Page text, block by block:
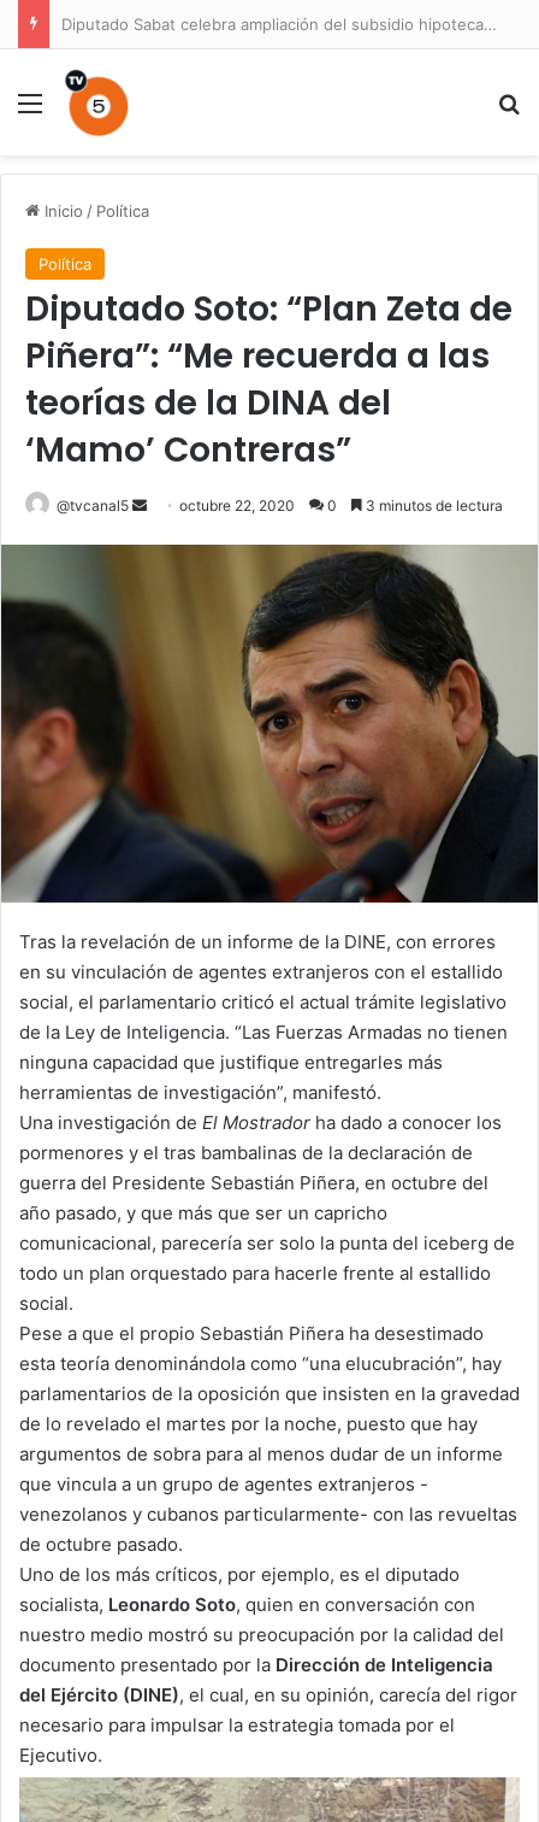
Diputado Sabat celebra ampliación del subsidio hipotecario con viviendas de hasta 6.000 UF
Menú
Inicio / Política
Política
Diputado Soto: “Plan Zeta de
Piñera”: “Me recuerda a las
teorías de la DINA del
‘Mamo’ Contreras”
@tvcanal5
Sendoctubre 22, 2020 0 3 minutos de lectura
Tras la revelación de un informe de la DINE, con errores
en su vinculación de agentes extranjeros con el estallido
social, el parlamentario criticó el actual trámite legislativo
de la Ley de Inteligencia. “Las Fuerzas Armadas no tienen
ninguna capacidad que justifique entregarles más
herramientas de investigación”, manifestó.
Una investigación de El Mostrador ha dado a conocer los
pormenores y el tras bambalinas de la declaración de
guerra del Presidente Sebastián Piñera, en octubre del
año pasado, y que más que ser un capricho
comunicacional, parecería ser solo la punta del iceberg de
todo un plan orquestado para hacerle frente al estallido
social.
Pese a que el propio Sebastián Piñera ha desestimado
esta teoría denominándola como “una elucubración”, hay
parlamentarios de la oposición que insisten en la gravedad
de lo revelado el martes por la noche, puesto que hay
argumentos de sobra para al menos dudar de un informe
que vincula a un grupo de agentes extranjeros -
venezolanos y cubanos particularmente- con las revueltas
de octubre pasado.
Uno de los más críticos, por ejemplo, es el diputado
socialista, Leonardo Soto, quien en conversación con
nuestro medio mostró su preocupación por la calidad del
documento presentado por la Dirección de Inteligencia
del Ejército (DINE), el cual, en su opinión, carecía del rigor
necesario para impulsar la estrategia tomada por el
Ejecutivo.